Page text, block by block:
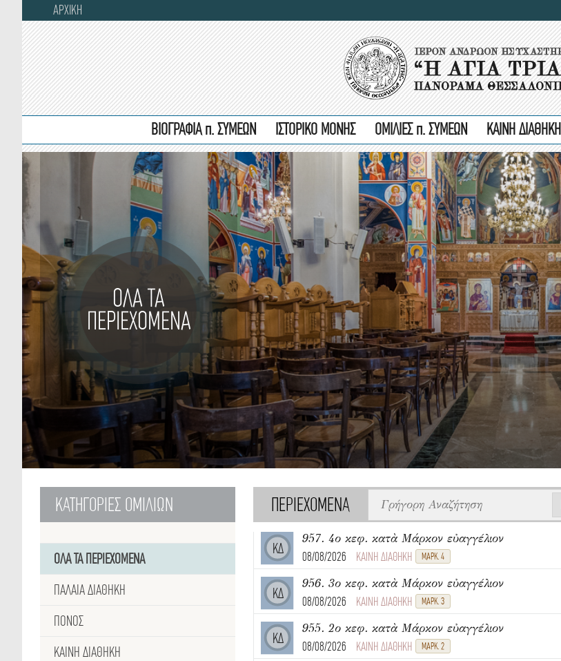
ΑΡΧΙΚΗ
ΒΙΟΓΡΑΦΙΑ π. ΣΥΜΕΩΝ ΙΣΤΟΡΙΚΟ ΜΟΝΗΣ ΟΜΙΛΙΕΣ π. ΣΥΜΕΩΝ ΚΑΙΝΗ ΔΙΑΘΗΚΗ
ΟΛΑ ΤΑ
ΠΕΡΙΕΧΟΜΕΝΑ
ΚΑΤΗΓΟΡΙΕΣ ΟΜΙΛΙΩΝ
ΟΛΑ ΤΑ ΠΕΡΙΕΧΟΜΕΝΑ
ΠΑΛΑΙΑ ΔΙΑΘΗΚΗ
ΠΟΝΟΣ
ΚΑΙΝΗ ΔΙΑΘΗΚΗ
ΠΕΡΙΕΧΟΜΕΝΑ
ΚΔ
957. 4ο κεφ. κατὰ Μάρκον εὐαγγέλιον
08/08/2026
ΚΑΙΝΗ ΔΙΑΘΗΚΗ ΜΑΡΚ. 4
ΚΔ
956. 3ο κεφ. κατὰ Μάρκον εὐαγγέλιον
08/08/2026
ΚΑΙΝΗ ΔΙΑΘΗΚΗ ΜΑΡΚ. 3
ΚΔ
955. 2ο κεφ. κατὰ Μάρκον εὐαγγέλιον
08/08/2026
ΚΑΙΝΗ ΔΙΑΘΗΚΗ ΜΑΡΚ. 2